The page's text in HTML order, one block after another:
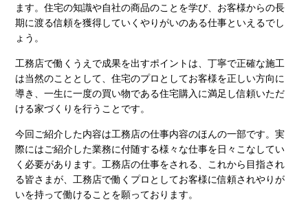
ます。住宅の知識や自社の商品のことを学び、お客様からの長
期に渡る信頼を獲得していくやりがいのある仕事といえるでし
ょう。
工務店で働くうえで成果を出すポイントは、丁寧で正確な施工
は当然のこととして、住宅のプロとしてお客様を正しい方向に
導き、一生に一度の買い物である住宅購入に満足し信頼いただ
ける家づくりを行うことです。
今回ご紹介した内容は工務店の仕事内容のほんの一部です。実
際にはご紹介した業務に付随する様々な仕事を日々こなしてい
く必要があります。工務店の仕事をされる、これから目指され
る皆さまが、工務店で働くプロとしてお客様に信頼されやりが
いを持って働けることを願っております。